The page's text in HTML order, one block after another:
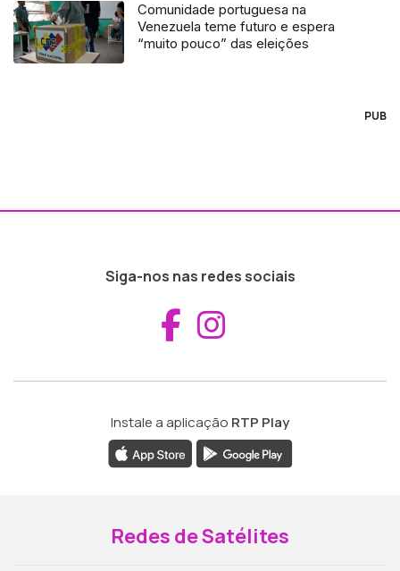
Comunidade portuguesa na
Venezuela teme futuro e espera
“muito pouco” das eleições
PUB
Siga-nos nas redes sociais
Aceder ao
Instale a aplicação RTP Play
Redes de Satélites